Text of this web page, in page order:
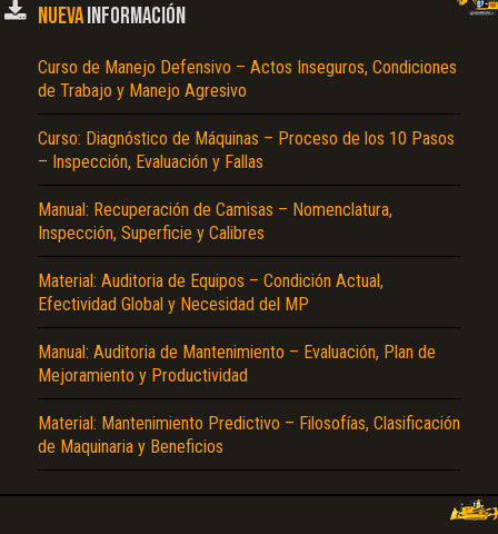
NUEVAINFORMACIÓN
Curso de Manejo Defensivo – Actos Inseguros, Condiciones
de Trabajo y Manejo Agresivo
Curso: Diagnóstico de Máquinas – Proceso de los 10 Pasos
– Inspección, Evaluación y Fallas
Manual: Recuperación de Camisas – Nomenclatura,
Inspección, Superficie y Calibres
Material: Auditoria de Equipos – Condición Actual,
Efectividad Global y Necesidad del MP
Manual: Auditoria de Mantenimiento – Evaluación, Plan de
Mejoramiento y Productividad
Material: Mantenimiento Predictivo – Filosofías, Clasificación
de Maquinaria y Beneficios